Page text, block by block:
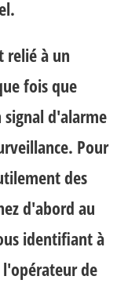
relié à un
fois que
signal d'alarme
Pour
des
d'abord au
identifiant à
de